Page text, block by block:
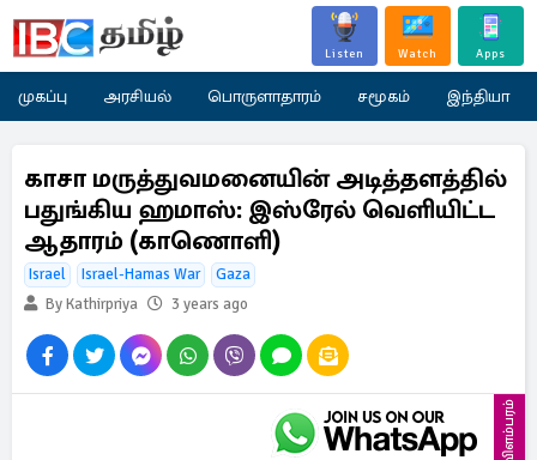
Listen Watch Apps
முகப்பு அரசியல் பொருளாதாரம் சமூகம் இந்தியா
காசா மருத்துவமனையின் அடித்தளத்தில்
பதுங்கிய ஹமாஸ்: இஸ்ரேல் வெளியிட்ட
ஆதாரம் (காணொளி)
Israel Israel-Hamas War
Gaza
By Kathirpriya
3 years ago
விளம்பரம்